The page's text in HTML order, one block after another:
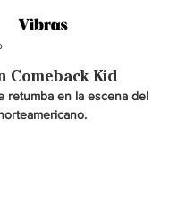
Comeback Kid
retumba en la escena del